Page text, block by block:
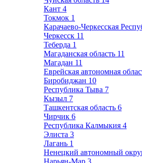
Кант 4
Токмок 1
Карачаево-Черкесская
Черкесск 11
Теберда 1
Магаданская область 11
Магадан 11
Еврейская автономная
Биробиджан 10
Республика Тыва 7
Кызыл 7
Ташкентская область 6
Чирчик 6
Республика Калмыкия 4
Элиста 3
Лагань 1
Ненецкий автономный
Нарьян-Мар 3